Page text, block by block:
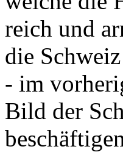
reich und
die
- im
Bild der